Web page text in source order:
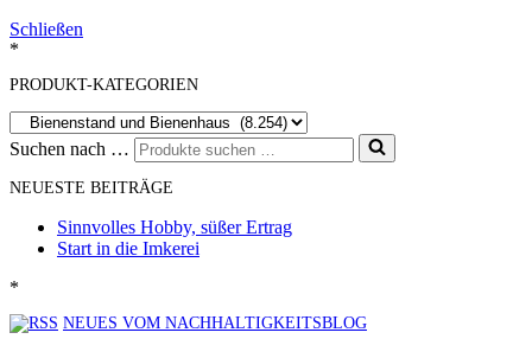
Schließen
*
PRODUKT-KATEGORIEN
Suchen nach …
NEUESTE BEITRÄGE
Sinnvolles Hobby, süßer Ertrag
Start in die Imkerei
*
NEUES VOM NACHHALTIGKEITSBLOG